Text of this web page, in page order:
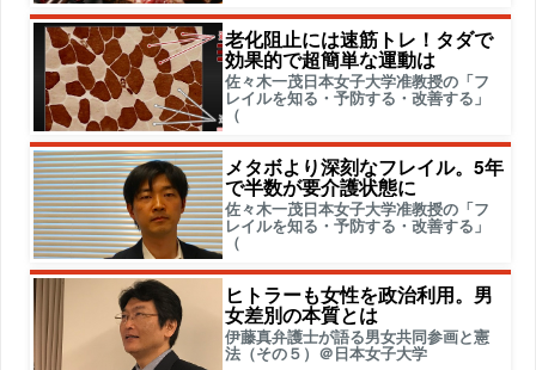
老化阻止には速筋トレ！タダで
効果的で超簡単な運動は
佐々木一茂日本女子大学准教授の「フ
レイルを知る・予防する・改善する」
（
メタボより深刻なフレイル。5年
で半数が要介護状態に
佐々木一茂日本女子大学准教授の「フ
レイルを知る・予防する・改善する」
（
ヒトラーも女性を政治利用。男
女差別の本質とは
伊藤真弁護士が語る男女共同参画と憲
法（その５）＠日本女子大学